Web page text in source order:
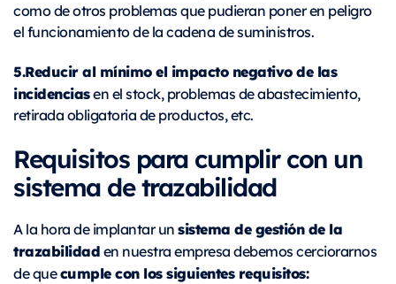
como de otros problemas que pudieran poner en peligro
el funcionamiento de la cadena de suministros.
5.Reducir al mínimo el impacto negativo de las
incidenciasen el stock, problemas de abastecimiento,
retirada obligatoria de productos, etc.
Requisitos para cumplir con un
sistema de trazabilidad
A la hora de implantar unsistema de gestión de la
trazabilidaden nuestra empresa debemos cerciorarnos
de quecumple con los siguientes requisitos: